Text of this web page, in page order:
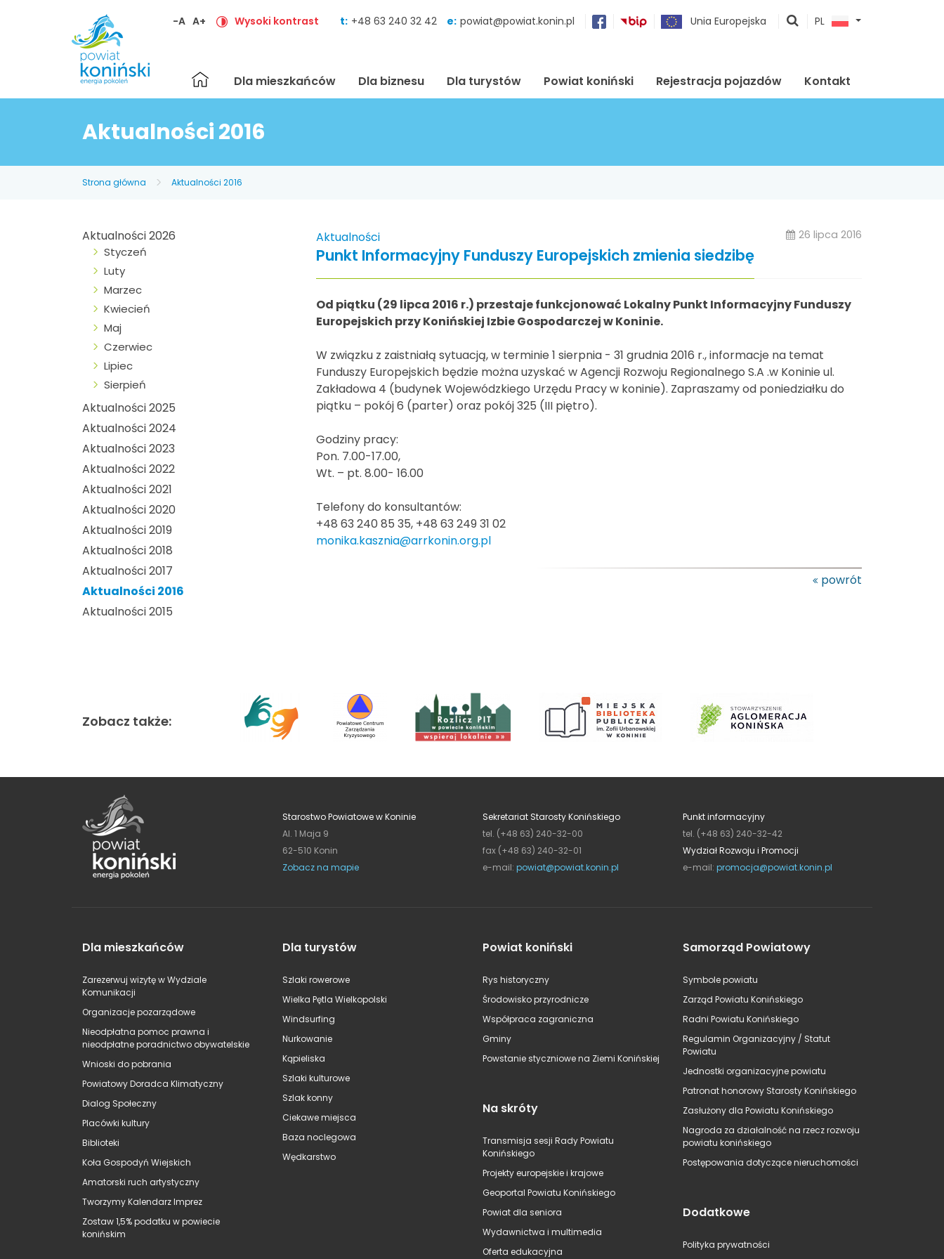
-A A+ Wysoki kontrast t: +48 63 240 32 42 e: powiat@powiat.konin.pl Unia Europejska
pokaż
PL
Strona
główna
Dla mieszkańców Dla biznesu Dla turystów Powiat koniński Rejestracja pojazdów Kontakt
Aktualności 2016
Strona główna Aktualności 2016
Aktualności 2026
Styczeń
Luty
Marzec
Kwiecień
Maj
Czerwiec
Lipiec
Sierpień
Aktualności 2025
Aktualności 2024
Aktualności 2023
Aktualności 2022
Aktualności 2021
Aktualności 2020
Aktualności 2019
Aktualności 2018
Aktualności 2017
Aktualności 2016
Aktualności 2015
Aktualności 26 lipca 2016
Punkt Informacyjny Funduszy Europejskich zmienia siedzibę
Od piątku (29 lipca 2016 r.) przestaje funkcjonować Lokalny Punkt Informacyjny Funduszy
Europejskich przy Konińskiej Izbie Gospodarczej w Koninie.
W związku z zaistniałą sytuacją, w terminie 1 sierpnia - 31 grudnia 2016 r., informacje na temat
Funduszy Europejskich będzie można uzyskać w Agencji Rozwoju Regionalnego S.A .w Koninie ul.
Zakładowa 4 (budynek Wojewódzkiego Urzędu Pracy w koninie). Zapraszamy od poniedziałku do
piątku – pokój 6 (parter) oraz pokój 325 (III piętro).
Godziny pracy:
Pon. 7.00-17.00,
Wt. – pt. 8.00- 16.00
Telefony do konsultantów:
+48 63 240 85 35, +48 63 249 31 02
monika.kasznia@arrkonin.org.pl
powrót
Zobacz także:
Starostwo Powiatowe w Koninie
Al. 1 Maja 9
62-510 Konin
Zobacz na mapie
Sekretariat Starosty Konińskiego
tel. (+48 63) 240-32-00
fax (+48 63) 240-32-01
e-mail: powiat@powiat.konin.pl
Punkt informacyjny
tel. (+48 63) 240-32-42
Wydział Rozwoju i Promocji
e-mail: promocja@powiat.konin.pl
Dla mieszkańców
Zarezerwuj wizytę w Wydziale
Komunikacji
Organizacje pozarządowe
Nieodpłatna pomoc prawna i
nieodpłatne poradnictwo obywatelskie
Wnioski do pobrania
Powiatowy Doradca Klimatyczny
Dialog Społeczny
Placówki kultury
Biblioteki
Koła Gospodyń Wiejskich
Amatorski ruch artystyczny
Tworzymy Kalendarz Imprez
Zostaw 1,5% podatku w powiecie
konińskim
Dla turystów
Szlaki rowerowe
Wielka Pętla Wielkopolski
Windsurfing
Nurkowanie
Kąpieliska
Szlaki kulturowe
Szlak konny
Ciekawe miejsca
Baza noclegowa
Wędkarstwo
Powiat koniński
Rys historyczny
Środowisko przyrodnicze
Współpraca zagraniczna
Gminy
Powstanie styczniowe na Ziemi Konińskiej
Na skróty
Transmisja sesji Rady Powiatu
Konińskiego
Projekty europejskie i krajowe
Geoportal Powiatu Konińskiego
Powiat dla seniora
Wydawnictwa i multimedia
Oferta edukacyjna
Samorząd Powiatowy
Symbole powiatu
Zarząd Powiatu Konińskiego
Radni Powiatu Konińskiego
Regulamin Organizacyjny / Statut
Powiatu
Jednostki organizacyjne powiatu
Patronat honorowy Starosty Konińskiego
Zasłużony dla Powiatu Konińskiego
Nagroda za działalność na rzecz rozwoju
powiatu konińskiego
Postępowania dotyczące nieruchomości
Dodatkowe
Polityka prywatności